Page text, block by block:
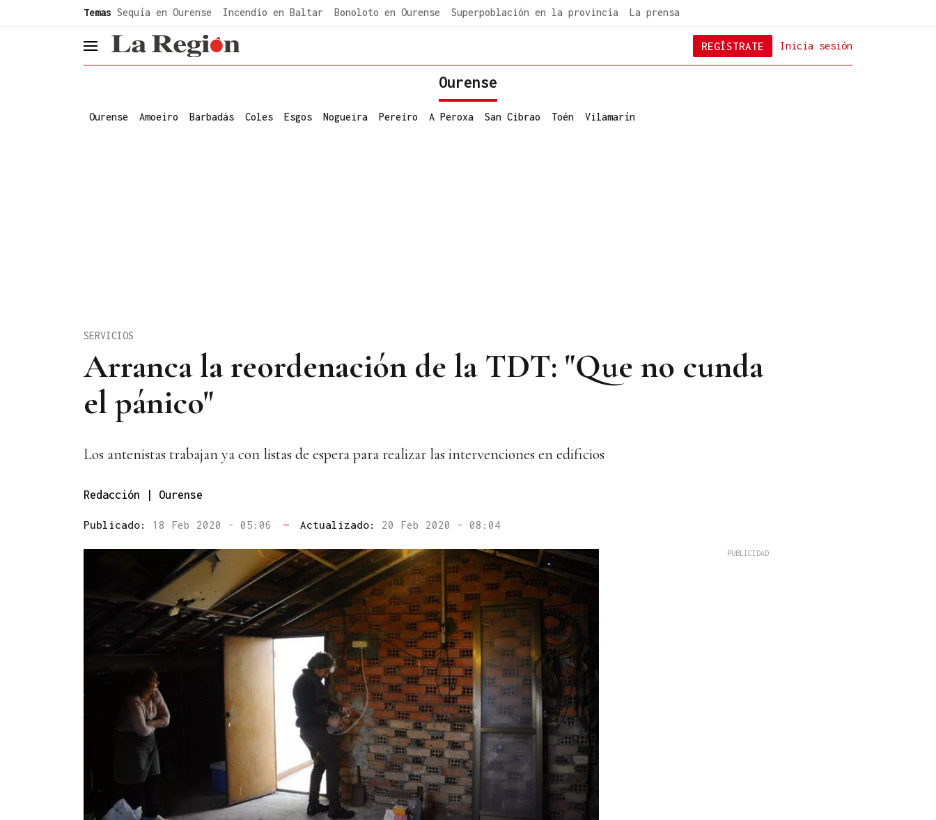
Temas Sequía en Ourense Incendio en Baltar Bonoloto en Ourense Superpoblación en la provincia La prensa
header.menu.open Inicia sesión
REGÍSTRATE
Ourense
Ourense Amoeiro Barbadás Coles Esgos Nogueira Pereiro A Peroxa San Cibrao Toén Vilamarín
Arranca la reordenación de la TDT: "Que no cunda
el pánico"
SERVICIOS
Los antenistas trabajan ya con listas de espera para realizar las intervenciones en edificios
Redacción | Ourense
Publicado: 18 Feb 2020 - 05:06 — Actualizado: 20 Feb 2020 - 08:04